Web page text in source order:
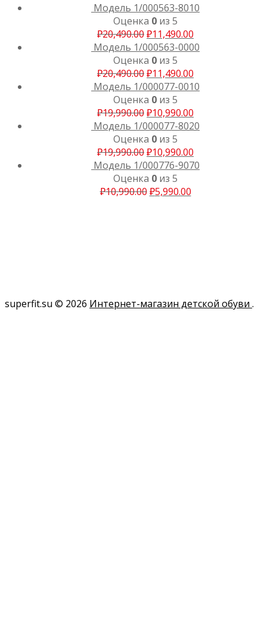
Модель 1/000563-8010
Оценка 0 из 5
₽20,490.00₽11,490.00
Модель 1/000563-0000
Оценка 0 из 5
₽20,490.00₽11,490.00
Модель 1/000077-0010
Оценка 0 из 5
₽19,990.00₽10,990.00
Модель 1/000077-8020
Оценка 0 из 5
₽19,990.00₽10,990.00
Модель 1/000776-9070
Оценка 0 из 5
₽10,990.00 ₽5,990.00
superfit.su © 2026 Интернет-магазин детской обуви .